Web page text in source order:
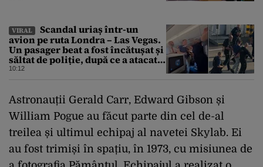
VIRAL
Scandal uriaș într-un
avion pe ruta Londra – Las Vegas.
Un pasager beat a fost încătușat și
săltat de poliție, după ce a atacat o
stewardesă
10:12
Astronauții Gerald Carr, Edward Gibson și
William Pogue au făcut parte din cel de-al
treilea și ultimul echipaj al navetei Skylab. Ei
au fost trimiși în spațiu, în 1973, cu misiunea de